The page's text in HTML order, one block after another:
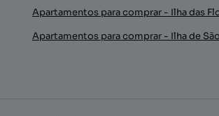
Apartamentos para comprar - Ilha das
Apartamentos para comprar - Ilha de